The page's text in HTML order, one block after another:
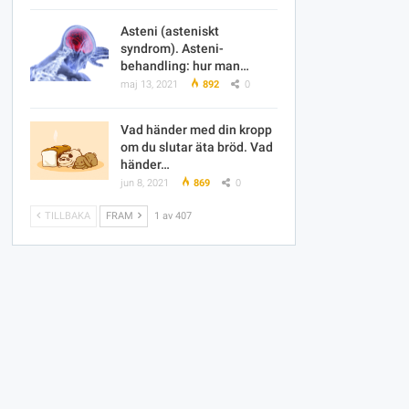
Asteni (asteniskt
syndrom). Asteni-
behandling: hur man…
maj 13, 2021 892 0
Vad händer med din kropp
om du slutar äta bröd. Vad
händer…
jun 8, 2021 869 0
TILLBAKA FRAM 1 av 407